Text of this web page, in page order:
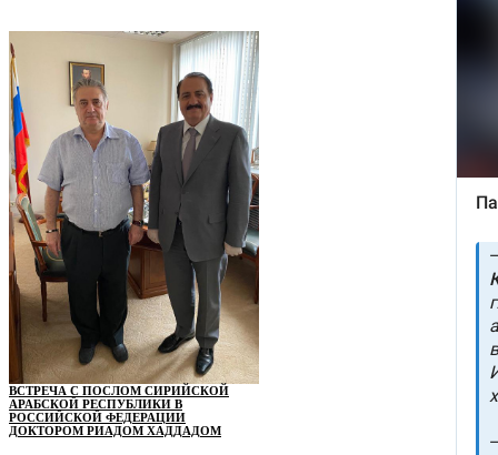
ВСТРЕЧА С ПОСЛОМ СИРИЙСКОЙ
АРАБСКОЙ РЕСПУБЛИКИ В
РОССИЙСКОЙ ФЕДЕРАЦИИ
ДОКТОРОМ РИАДОМ ХАДДАДОМ